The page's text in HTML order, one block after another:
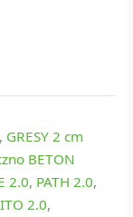
, GRESY 2 cm
BETON
2.0, PATH 2.0,
2.0,